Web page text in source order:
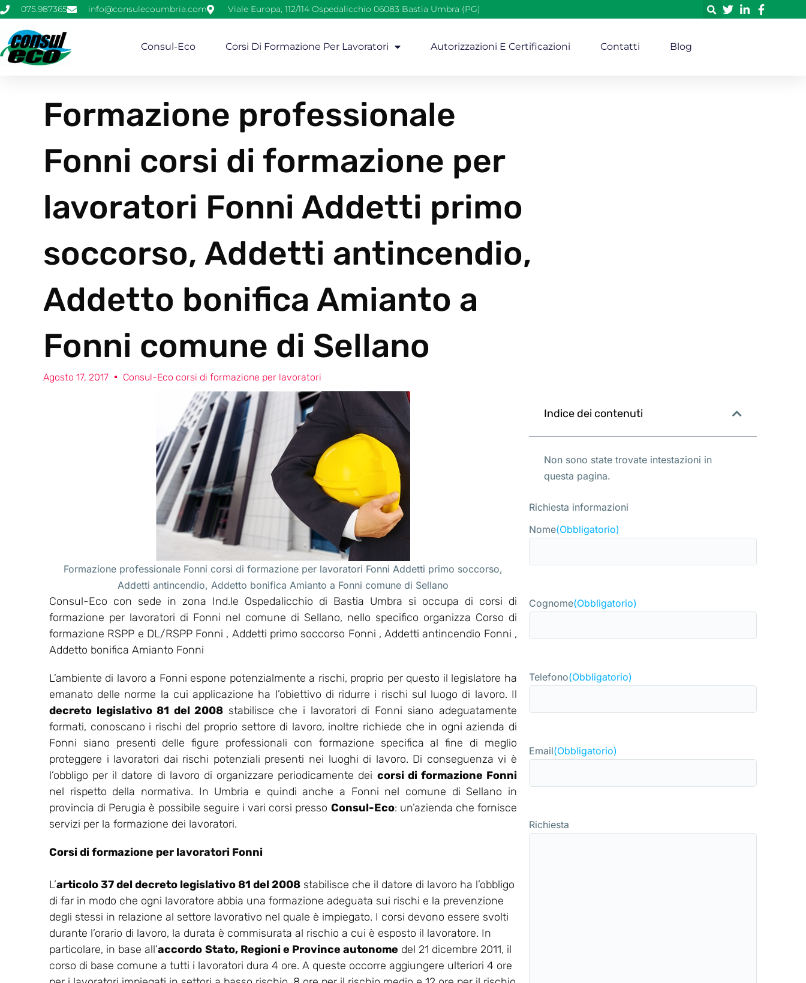
075.987365 info@consulecoumbria.com Viale Europa, 112/114 Ospedalicchio 06083 Bastia Umbra (PG)
Consul-Eco Corsi Di Formazione Per Lavoratori Autorizzazioni E Certificazioni Contatti Blog
Formazione professionale
Fonni corsi di formazione per
lavoratori Fonni Addetti primo
soccorso, Addetti antincendio,
Addetto bonifica Amianto a
Fonni comune di Sellano
Agosto 17, 2017 Consul-Eco corsi di formazione per lavoratori
Formazione professionale Fonni corsi di formazione per lavoratori Fonni Addetti primo soccorso,
Addetti antincendio, Addetto bonifica Amianto a Fonni comune di Sellano
Consul-Eco con sede in zona Ind.le Ospedalicchio di Bastia Umbra si occupa di corsi di
formazione per lavoratori di Fonni nel comune di Sellano, nello specifico organizza Corso di
formazione RSPP e DL/RSPP Fonni , Addetti primo soccorso Fonni , Addetti antincendio Fonni ,
Addetto bonifica Amianto Fonni
L’ambiente di lavoro a Fonni espone potenzialmente a rischi, proprio per questo il legislatore ha
emanato delle norme la cui applicazione ha l’obiettivo di ridurre i rischi sul luogo di lavoro. Il
decreto legislativo 81 del 2008 stabilisce che i lavoratori di Fonni siano adeguatamente
formati, conoscano i rischi del proprio settore di lavoro, inoltre richiede che in ogni azienda di
Fonni siano presenti delle figure professionali con formazione specifica al fine di meglio
proteggere i lavoratori dai rischi potenziali presenti nei luoghi di lavoro. Di conseguenza vi è
l’obbligo per il datore di lavoro di organizzare periodicamente dei corsi di formazione Fonni
nel rispetto della normativa. In Umbria e quindi anche a Fonni nel comune di Sellano in
provincia di Perugia è possibile seguire i vari corsi presso Consul-Eco: un’azienda che fornisce
servizi per la formazione dei lavoratori.
Corsi di formazione per lavoratori Fonni
L’articolo 37 del decreto legislativo 81 del 2008 stabilisce che il datore di lavoro ha l’obbligo
di far in modo che ogni lavoratore abbia una formazione adeguata sui rischi e la prevenzione
degli stessi in relazione al settore lavorativo nel quale è impiegato. I corsi devono essere svolti
durante l’orario di lavoro, la durata è commisurata al rischio a cui è esposto il lavoratore. In
particolare, in base all’accordo Stato, Regioni e Province autonome del 21 dicembre 2011, il
corso di base comune a tutti i lavoratori dura 4 ore. A queste occorre aggiungere ulteriori 4 ore
Indice dei contenuti
Non sono state trovate intestazioni in
questa pagina.
Richiesta informazioni
Nome(Obbligatorio)
Cognome(Obbligatorio)
Telefono(Obbligatorio)
Email(Obbligatorio)
Richiesta